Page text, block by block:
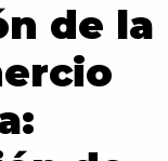
de la